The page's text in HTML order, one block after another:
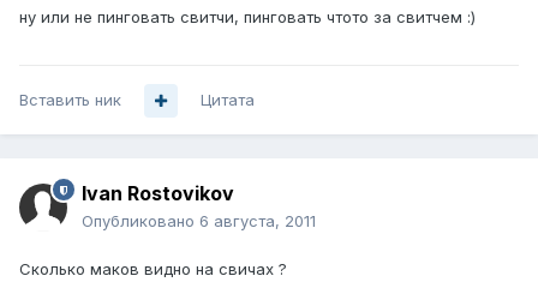
ну или не пинговать свитчи, пинговать чтото за свитчем :)
Вставить ник Цитата
Ivan Rostovikov
Опубликовано 6 августа, 2011
Сколько маков видно на свичах ?